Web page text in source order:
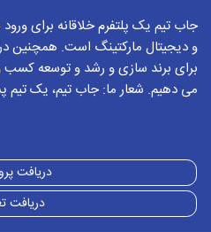
جاب تیم یک پلتفرم خلاقانه برای ورود
و دیجیتال مارکتینگ است. همچنین
برای برند سازی و رشد و توسعه کسب و
می دهیم. شعار ما: جاب تیم، یک
دریافت
دریافت